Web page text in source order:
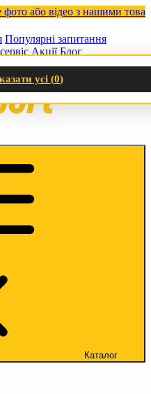
або відео з нашими
Популярні запитання
Акції Блог
Каталог
усі (0)